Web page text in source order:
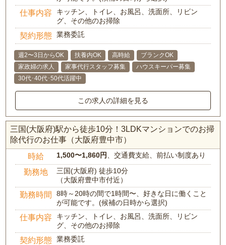
仕事内容
キッチン、トイレ、お風呂、洗面所、リビン
グ、その他のお掃除
契約形態 業務委託
週2〜3日からOK 扶養内OK 高時給
ブランクOK
家政婦の求人
家事代行スタッフ募集
ハウスキーパー募集
30代･40代･50代活躍中
この求人の詳細を見る
三国(大阪府)駅から徒歩10分！3LDKマンションでのお掃
除代行のお仕事（大阪府豊中市）
時給 1,500〜1,860円 、交通費支給、前払い制度あり
勤務地
三国(大阪府) 徒歩10分
（大阪府豊中市付近）
勤務時間
8時～20時の間で1時間〜、好きな日に働くこと
が可能です。(候補の日時から選択)
仕事内容
キッチン、トイレ、お風呂、洗面所、リビン
グ、その他のお掃除
契約形態 業務委託